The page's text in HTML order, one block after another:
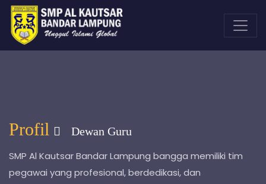
Profil Dewan Guru
SMP Al Kautsar Bandar Lampung bangga memiliki tim
pegawai yang profesional, berdedikasi, dan